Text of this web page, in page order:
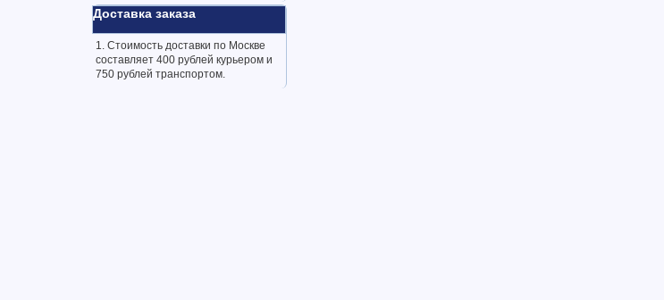
Доставка заказа
1. Стоимость доставки по Москве
составляет 400 рублей курьером и
750 рублей транспортом.